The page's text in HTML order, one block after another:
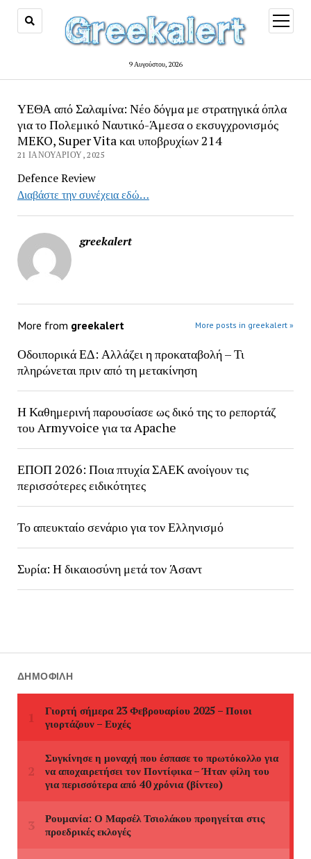
9 Αυγούστου, 2026
open
menu
ΥΕΘΑ από Σαλαμίνα: Νέο δόγμα με στρατηγικά όπλα
για το Πολεμικό Ναυτικό-Άμεσα ο εκσυγχρονισμός
MEKO, Super Vita και υποβρυχίων 214
21 ΙΑΝΟΥΑΡΊΟΥ, 2025
Defence Review
Διαβάστε την συνέχεια εδώ…
greekalert
More from greekalert More posts in greekalert »
Οδοιπορικά ΕΔ: Αλλάζει η προκαταβολή – Τι
πληρώνεται πριν από τη μετακίνηση
Η Καθημερινή παρουσίασε ως δικό της το ρεπορτάζ
του Armyvoice για τα Apache
ΕΠΟΠ 2026: Ποια πτυχία ΣΑΕΚ ανοίγουν τις
περισσότερες ειδικότητες
Το απευκταίο σενάριο για τον Ελληνισμό
Συρία: Η δικαιοσύνη μετά τον Άσαντ
ΔΗΜΟΦΙΛΉ